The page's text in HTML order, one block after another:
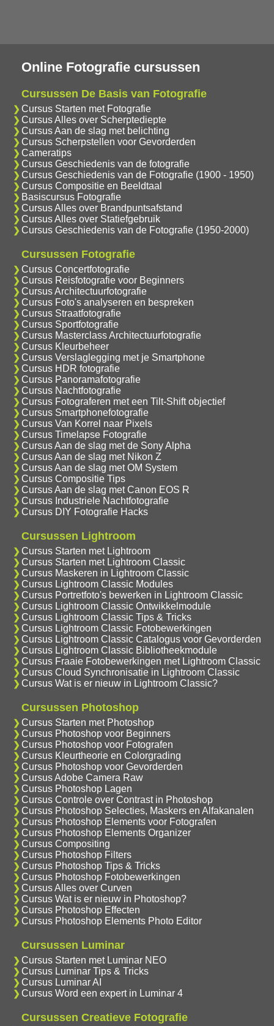
Online Fotografie cursussen
Cursussen De Basis van Fotografie
Cursus Starten met Fotografie
Cursus Alles over Scherptediepte
Cursus Aan de slag met belichting
Cursus Scherpstellen voor Gevorderden
Cameratips
Cursus Geschiedenis van de fotografie
Cursus Geschiedenis van de Fotografie (1900 - 1950)
Cursus Compositie en Beeldtaal
Basiscursus Fotografie
Cursus Alles over Brandpuntsafstand
Cursus Alles over Statiefgebruik
Cursus Geschiedenis van de Fotografie (1950-2000)
Cursussen Fotografie
Cursus Concertfotografie
Cursus Reisfotografie voor Beginners
Cursus Architectuurfotografie
Cursus Foto's analyseren en bespreken
Cursus Straatfotografie
Cursus Sportfotografie
Cursus Masterclass Architectuurfotografie
Cursus Kleurbeheer
Cursus Verslaglegging met je Smartphone
Cursus HDR fotografie
Cursus Panoramafotografie
Cursus Nachtfotografie
Cursus Fotograferen met een Tilt-Shift objectief
Cursus Smartphonefotografie
Cursus Van Korrel naar Pixels
Cursus Timelapse Fotografie
Cursus Aan de slag met de Sony Alpha
Cursus Aan de slag met Nikon Z
Cursus Aan de slag met OM System
Cursus Compositie Tips
Cursus Aan de slag met Canon EOS R
Cursus Industriele Nachtfotografie
Cursus DIY Fotografie Hacks
Cursussen Lightroom
Cursus Starten met Lightroom
Cursus Starten met Lightroom Classic
Cursus Maskeren in Lightroom Classic
Cursus Lightroom Classic Modules
Cursus Portretfoto's bewerken in Lightroom Classic
Cursus Lightroom Classic Ontwikkelmodule
Cursus Lightroom Classic Tips & Tricks
Cursus Lightroom Classic Fotobewerkingen
Cursus Lightroom Classic Catalogus voor Gevorderden
Cursus Lightroom Classic Bibliotheekmodule
Cursus Fraaie Fotobewerkingen met Lightroom Classic
Cursus Cloud Synchronisatie in Lightroom Classic
Cursus Wat is er nieuw in Lightroom Classic?
Cursussen Photoshop
Cursus Starten met Photoshop
Cursus Photoshop voor Beginners
Cursus Photoshop voor Fotografen
Cursus Kleurtheorie en Colorgrading
Cursus Photoshop voor Gevorderden
Cursus Adobe Camera Raw
Cursus Photoshop Lagen
Cursus Controle over Contrast in Photoshop
Cursus Photoshop Selecties, Maskers en Alfakanalen
Cursus Photoshop Elements voor Fotografen
Cursus Photoshop Elements Organizer
Cursus Compositing
Cursus Photoshop Filters
Cursus Photoshop Tips & Tricks
Cursus Photoshop Fotobewerkingen
Cursus Alles over Curven
Cursus Wat is er nieuw in Photoshop?
Cursus Photoshop Effecten
Cursus Photoshop Elements Photo Editor
Cursussen Luminar
Cursus Starten met Luminar NEO
Cursus Luminar Tips & Tricks
Cursus Luminar AI
Cursus Word een expert in Luminar 4
Cursussen Creatieve Fotografie